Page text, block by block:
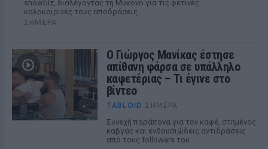
showbiz, διαλέγοντας τη Μύκονο για τις φετινές
καλοκαιρινές τους αποδράσεις.
ΣΉΜΕΡΑ
Ο Γιώργος Μανίκας έστησε
απίθανη φάρσα σε υπάλληλο
καφετέριας – Τι έγινε στο
βίντεο
TABLOID ΣΉΜΕΡΑ
Συνεχή παράπονα για τον καφέ, στημένος
καβγάς και ενθουσιώδεις αντιδράσεις
από τους followers του